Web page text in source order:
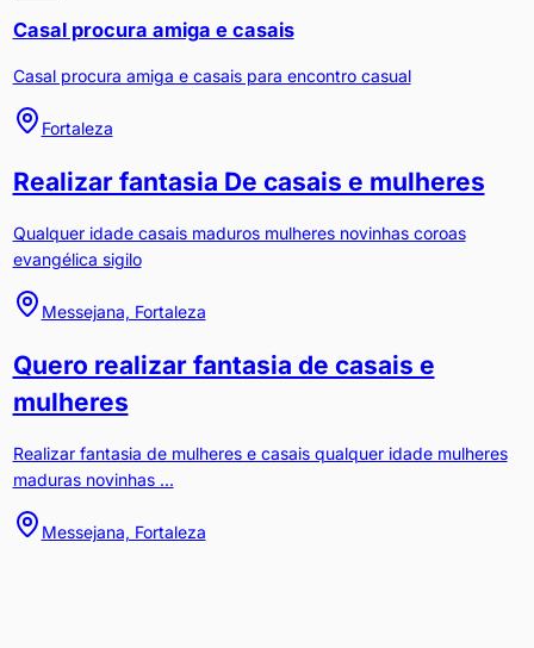
Casal procura amiga e casais
Casal procura amiga e casais para encontro casual
Fortaleza
Realizar fantasia De casais e mulheres
Qualquer idade casais maduros mulheres novinhas coroas
evangélica sigilo
Messejana, Fortaleza
Quero realizar fantasia de casais e
mulheres
Realizar fantasia de mulheres e casais qualquer idade mulheres
maduras novinhas ...
Messejana, Fortaleza